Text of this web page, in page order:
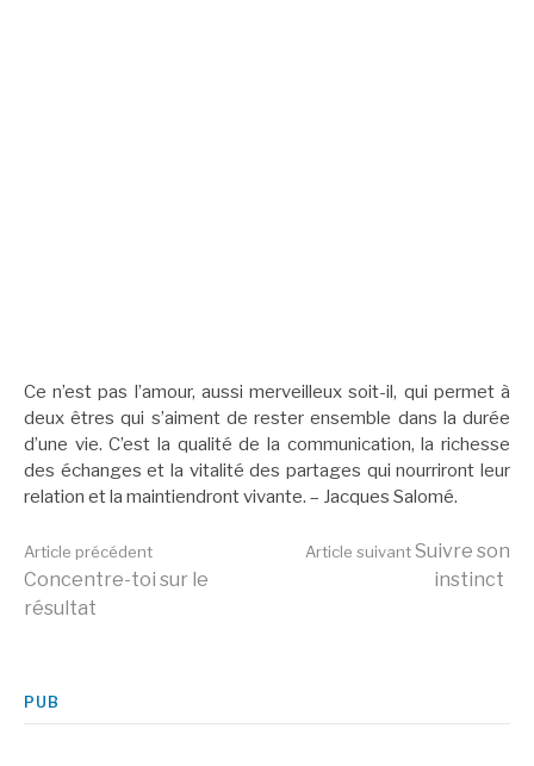
Ce n’est pas l’amour, aussi merveilleux soit-il, qui permet à
deux êtres qui s’aiment de rester ensemble dans la durée
d’une vie. C’est la qualité de la communication, la richesse
des échanges et la vitalité des partages qui nourriront leur
relation et la maintiendront vivante. – Jacques Salomé.
Lire
suite
Article précédent
Concentre-toi sur le
résultat
Article suivantSuivre son
instinct
PUB